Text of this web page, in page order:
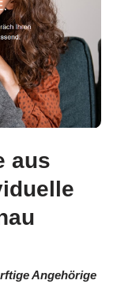
aus
Angehörige